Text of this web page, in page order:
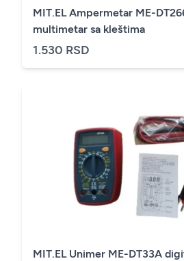
MIT.EL Ampermetar ME-
multimetar sa kleštima
1.530 RSD
MIT.EL Unimer ME-DT33A